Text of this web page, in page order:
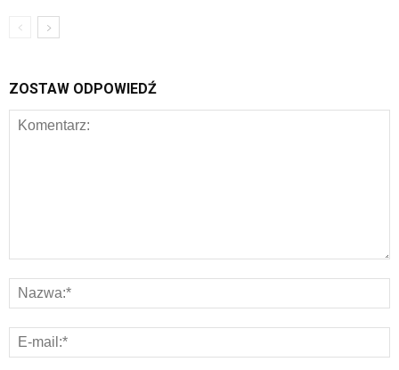
ZOSTAW ODPOWIEDŹ